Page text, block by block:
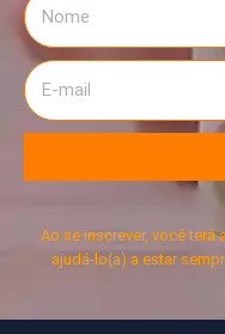
Ao se inscrever, você
ajudá-lo(a) a estar